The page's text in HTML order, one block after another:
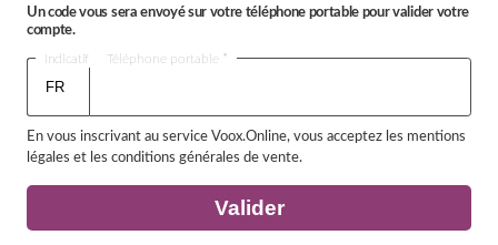
Un code vous sera envoyé sur votre téléphone portable pour valider votre
compte.
Indicatif Téléphone portable *
En vous inscrivant au service Voox.Online, vous acceptez les mentions
légales et les conditions générales de vente.
Valider